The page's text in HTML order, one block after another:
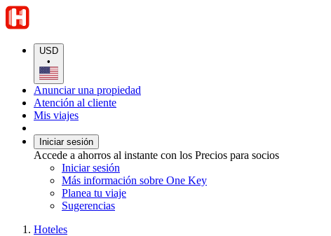
USD
•
Anunciar una propiedad
Atención al cliente
Mis viajes
Iniciar sesión
Accede a ahorros al instante con los Precios para socios
Iniciar sesión
Más información sobre One Key
Planea tu viaje
Sugerencias
Hoteles